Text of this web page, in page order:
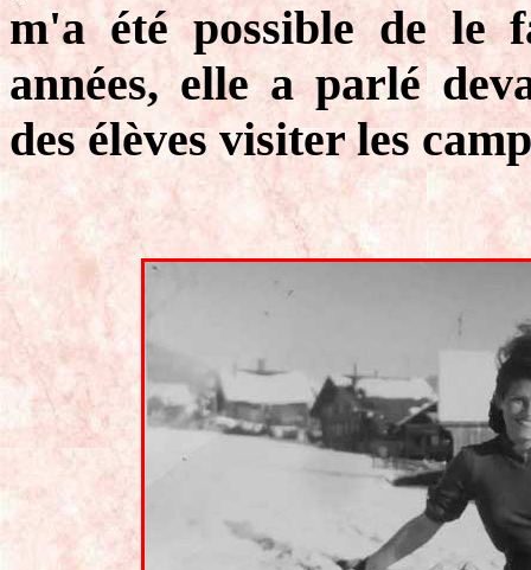
m'a été possible de le
années, elle a parlé
des élèves visiter les